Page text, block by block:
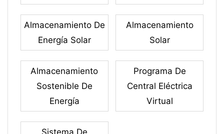
Almacenamiento De
Energía Solar
Almacenamiento
Solar
Almacenamiento
Sostenible De
Energía
Programa De
Central Eléctrica
Virtual